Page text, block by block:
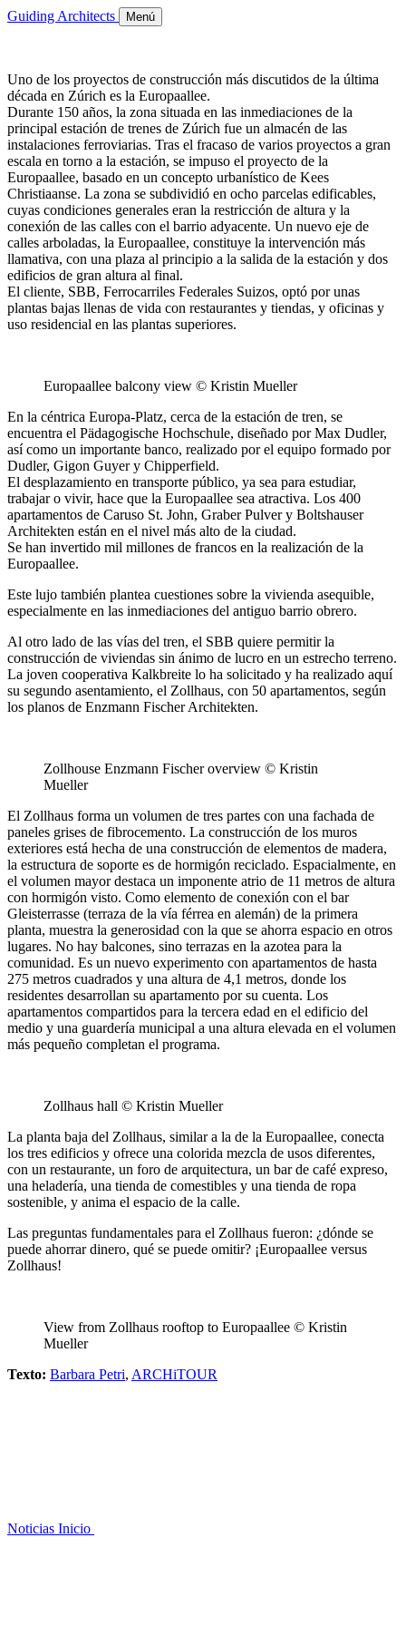
Guiding Architects Menú
Uno de los proyectos de construcción más discutidos de la última
década en Zúrich es la Europaallee.
Durante 150 años, la zona situada en las inmediaciones de la
principal estación de trenes de Zúrich fue un almacén de las
instalaciones ferroviarias. Tras el fracaso de varios proyectos a gran
escala en torno a la estación, se impuso el proyecto de la
Europaallee, basado en un concepto urbanístico de Kees
Christiaanse. La zona se subdividió en ocho parcelas edificables,
cuyas condiciones generales eran la restricción de altura y la
conexión de las calles con el barrio adyacente. Un nuevo eje de
calles arboladas, la Europaallee, constituye la intervención más
llamativa, con una plaza al principio a la salida de la estación y dos
edificios de gran altura al final.
El cliente, SBB, Ferrocarriles Federales Suizos, optó por unas
plantas bajas llenas de vida con restaurantes y tiendas, y oficinas y
uso residencial en las plantas superiores.
Europaallee balcony view © Kristin Mueller
En la céntrica Europa-Platz, cerca de la estación de tren, se
encuentra el Pädagogische Hochschule, diseñado por Max Dudler,
así como un importante banco, realizado por el equipo formado por
Dudler, Gigon Guyer y Chipperfield.
El desplazamiento en transporte público, ya sea para estudiar,
trabajar o vivir, hace que la Europaallee sea atractiva. Los 400
apartamentos de Caruso St. John, Graber Pulver y Boltshauser
Architekten están en el nivel más alto de la ciudad.
Se han invertido mil millones de francos en la realización de la
Europaallee.
Este lujo también plantea cuestiones sobre la vivienda asequible,
especialmente en las inmediaciones del antiguo barrio obrero.
Al otro lado de las vías del tren, el SBB quiere permitir la
construcción de viviendas sin ánimo de lucro en un estrecho terreno.
La joven cooperativa Kalkbreite lo ha solicitado y ha realizado aquí
su segundo asentamiento, el Zollhaus, con 50 apartamentos, según
los planos de Enzmann Fischer Architekten.
Zollhouse Enzmann Fischer overview © Kristin
Mueller
El Zollhaus forma un volumen de tres partes con una fachada de
paneles grises de fibrocemento. La construcción de los muros
exteriores está hecha de una construcción de elementos de madera,
la estructura de soporte es de hormigón reciclado. Espacialmente, en
el volumen mayor destaca un imponente atrio de 11 metros de altura
con hormigón visto. Como elemento de conexión con el bar
Gleisterrasse (terraza de la vía férrea en alemán) de la primera
planta, muestra la generosidad con la que se ahorra espacio en otros
lugares. No hay balcones, sino terrazas en la azotea para la
comunidad. Es un nuevo experimento con apartamentos de hasta
275 metros cuadrados y una altura de 4,1 metros, donde los
residentes desarrollan su apartamento por su cuenta. Los
apartamentos compartidos para la tercera edad en el edificio del
medio y una guardería municipal a una altura elevada en el volumen
más pequeño completan el programa.
Zollhaus hall © Kristin Mueller
La planta baja del Zollhaus, similar a la de la Europaallee, conecta
los tres edificios y ofrece una colorida mezcla de usos diferentes,
con un restaurante, un foro de arquitectura, un bar de café expreso,
una heladería, una tienda de comestibles y una tienda de ropa
sostenible, y anima el espacio de la calle.
Las preguntas fundamentales para el Zollhaus fueron: ¿dónde se
puede ahorrar dinero, qué se puede omitir? ¡Europaallee versus
Zollhaus!
View from Zollhaus rooftop to Europaallee © Kristin
Mueller
Texto: Barbara Petri, ARCHiTOUR
Noticias Inicio